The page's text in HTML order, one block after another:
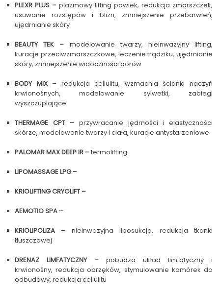
PLEXR PLUS – plazmowy lifting powiek, redukcja zmarszczek,
usuwanie rozstępów i blizn, zmniejszenie przebarwień,
ujędrnianie skóry
BEAUTY TEK – modelowanie twarzy, nieinwazyjny lifting,
kuracje przeciwzmarszczkowe, leczenie trądziku, ujędrnianie
skóry, zmniejszenie widoczności porów
BODY MIX – redukcja cellulitu, wzmacnia ścianki naczyń
krwionośnych, modelowanie sylwetki, zabiegi
wyszczuplające
THERMAGE CPT – przywracanie jędrności i elastyczności
skórze, modelowanie twarzy i ciała, kuracje antystarzeniowe
PALOMAR MAX DEEP IR –termolifting
LIPOMASSAGE LPG –
KRIOLIFTING CRYOLIFT –
AEMOTIO SPA –
KRIOLIPOLIZA – nieinwazyjna liposukcja, redukcja tkanki
tłuszczowej
DRENAŻ LIMFATYCZNY – pobudza układ limfatyczny i
krwionośny, redukcja obrzęków, stymulowanie komórek do
odbudowy, redukcja cellulitu